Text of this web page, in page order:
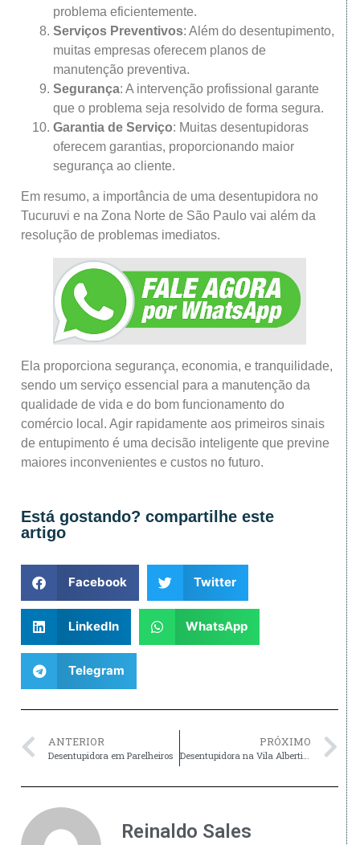
problema eficientemente.
Serviços Preventivos: Além do desentupimento,
muitas empresas oferecem planos de
manutenção preventiva.
Segurança: A intervenção profissional garante
que o problema seja resolvido de forma segura.
Garantia de Serviço: Muitas desentupidoras
oferecem garantias, proporcionando maior
segurança ao cliente.
Em resumo, a importância de uma desentupidora no
Tucuruvi e na Zona Norte de São Paulo vai além da
resolução de problemas imediatos.
Ela proporciona segurança, economia, e tranquilidade,
sendo um serviço essencial para a manutenção da
qualidade de vida e do bom funcionamento do
comércio local. Agir rapidamente aos primeiros sinais
de entupimento é uma decisão inteligente que previne
maiores inconvenientes e custos no futuro.
Está gostando? compartilhe este
artigo
Facebook Twitter
LinkedIn WhatsApp
Telegram
ANTERIOR
Desentupidora em Parelheiros
PRÓXIMO
Reinaldo Sales